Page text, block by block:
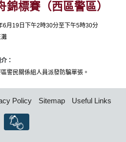
錦標賽（西區警區）
6月19日下午2時30分至下午5時30分
：
警民關係組人員派發防騙單張。
Policy Sitemap Useful Links